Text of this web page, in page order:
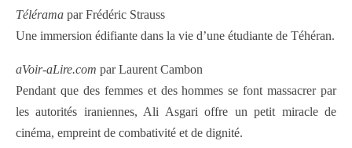
Télérama par Frédéric Strauss
Une immersion édifiante dans la vie d’une étudiante de Téhéran.
aVoir-aLire.com par Laurent Cambon
Pendant que des femmes et des hommes se font massacrer par
les autorités iraniennes, Ali Asgari offre un petit miracle de
cinéma, empreint de combativité et de dignité.